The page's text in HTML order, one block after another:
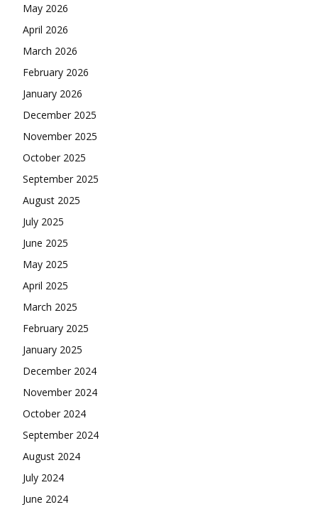
May 2026
April 2026
March 2026
February 2026
January 2026
December 2025
November 2025
October 2025
September 2025
August 2025
July 2025
June 2025
May 2025
April 2025
March 2025
February 2025
January 2025
December 2024
November 2024
October 2024
September 2024
August 2024
July 2024
June 2024